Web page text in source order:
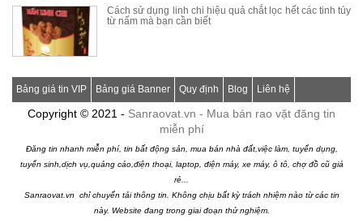
Cách sử dụng linh chi hiệu quả chắt lọc hết các tinh túy
từ nấm mà bạn cần biết
Bảng giá tin VIP Bảng giá Banner Quy định Blog Liên hệ
Copyright © 2021 - Sanraovat.vn - Mua bán rao vặt đăng tin
miễn phí
Đăng tin nhanh miễn phí, tin bất động sản, mua bán nhà đất,việc làm, tuyển dụng,
tuyển sinh,dịch vụ,quảng cáo,điện thoại, laptop, điện máy, xe máy, ô tô, chợ đồ cũ giá
rẻ...
Sanraovat.vn chỉ chuyển tải thông tin. Không chịu bất kỳ trách nhiệm nào từ các tin
này. Website đang trong giai đoạn thử nghiệm.